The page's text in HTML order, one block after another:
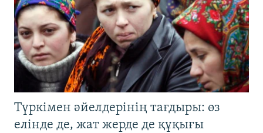
Түркімен әйелдерінің тағдыры: өз
елінде де, жат жерде де құқығы